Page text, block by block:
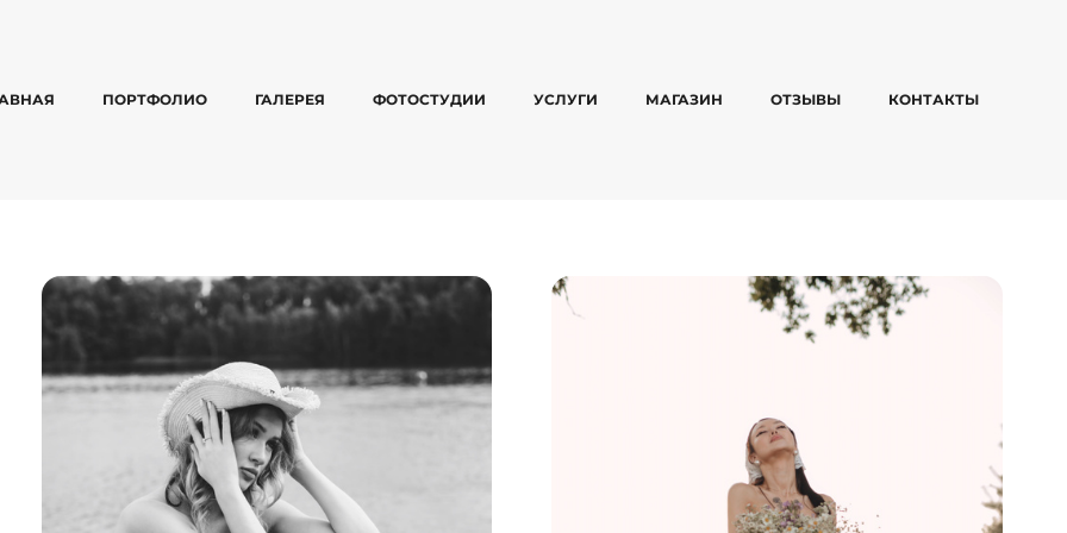
ПОРТФОЛИО ГАЛЕРЕЯ ФОТОСТУДИИ УСЛУГИ МАГАЗИН ОТЗЫВЫ КОНТАКТЫ